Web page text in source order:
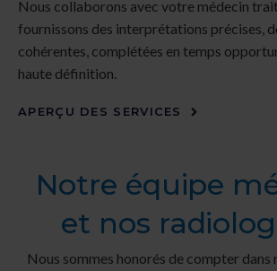
Nous collaborons avec votre médecin
fournissons des interprétations précises,
cohérentes, complétées en temps
haute définition.
APERÇU DES SERVICES
Notre équipe
et nos
Nous sommes honorés de compter dans